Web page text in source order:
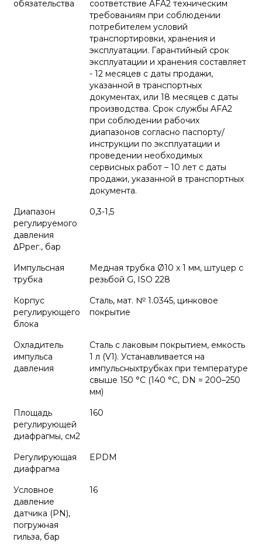
обязательства
соответствие AFA2 техническим
требованиям при соблюдении
потребителем условий
транспортировки, хранения и
эксплуатации. Гарантийный срок
эксплуатации и хранения составляет
- 12 месяцев с даты продажи,
указанной в транспортных
документах, или 18 месяцев с даты
производства. Срок службы AFA2
при соблюдении рабочих
диапазонов согласно паспорту/
инструкции по эксплуатации и
проведении необходимых
сервисных работ – 10 лет с даты
продажи, указанной в транспортных
документа.
Диапазон
регулируемого
давления
ΔPрег., бар
0,3-1,5
Импульсная
трубка
Медная трубка Ø10 x 1 мм, штуцер с
резьбой G, ISO 228
Корпус
регулирующего
блока
Сталь, мат. № 1.0345, цинковое
покрытие
Охладитель
импульса
давления
Сталь с лаковым покрытием, емкость
1 л (V1). Устанавливается на
импульсныхтрубках при температуре
свыше 150 °C (140 °C, DN = 200–250
мм)
Площадь
регулирующей
диафрагмы, см2
160
Регулирующая
диафрагма
EPDM
Условное
давление
датчика (PN),
погружная
гильза, бар
16